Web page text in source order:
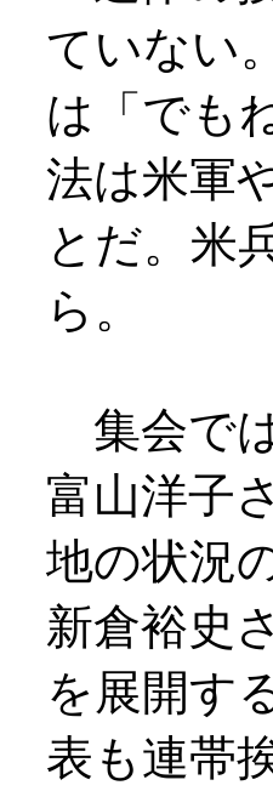
ていない
は「でも
法は米軍
とだ。米
ら。
集会で
富山洋子
地の状況
新倉裕史
を展開す
表も連帯